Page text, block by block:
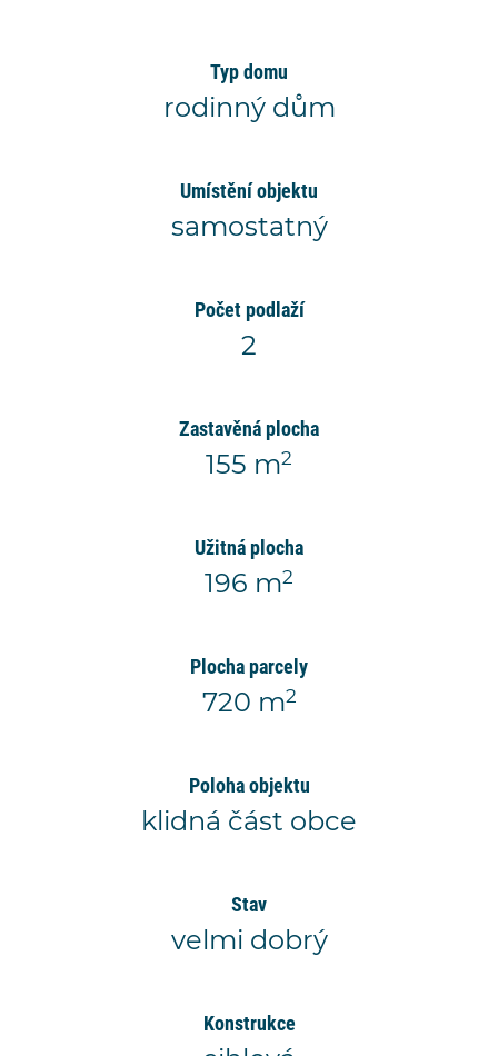
Typ domu
rodinný dům
Umístění objektu
samostatný
Počet podlaží
2
Zastavěná plocha
155 m2
Užitná plocha
196 m2
Plocha parcely
720 m2
Poloha objektu
klidná část obce
Stav
velmi dobrý
Konstrukce